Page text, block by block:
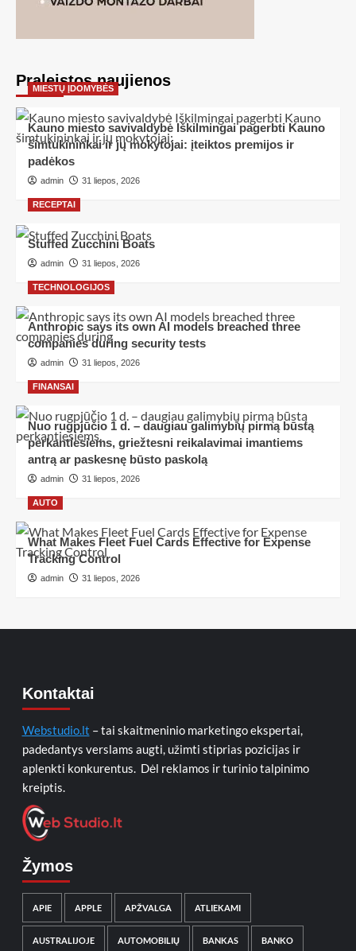
Praleistos naujienos
MIESTŲ ĮDOMYBĖS
Kauno miesto savivaldybė Iškilmingai pagerbti Kauno
šimtukininkai ir jų mokytojai: įteiktos premijos ir
padėkos
admin 31 liepos, 2026
RECEPTAI
Stuffed Zucchini Boats
admin 31 liepos, 2026
TECHNOLOGIJOS
Anthropic says its own AI models breached three
companies during security tests
admin 31 liepos, 2026
FINANSAI
Nuo rugpjūčio 1 d. – daugiau galimybių pirmą būstą
perkantiesiems, griežtesni reikalavimai imantiems
antrą ar paskesnę būsto paskolą
admin 31 liepos, 2026
AUTO
What Makes Fleet Fuel Cards Effective for Expense
Tracking Control
admin 31 liepos, 2026
Kontaktai
Webstudio.lt – tai skaitmeninio marketingo ekspertai,
padedantys verslams augti, užimti stiprias pozicijas ir
aplenkti konkurentus. Dėl reklamos ir turinio talpinimo
kreiptis.
Žymos
APIE APPLE APŽVALGA ATLIEKAMI
AUSTRALIJOJE AUTOMOBILIŲ BANKAS BANKO